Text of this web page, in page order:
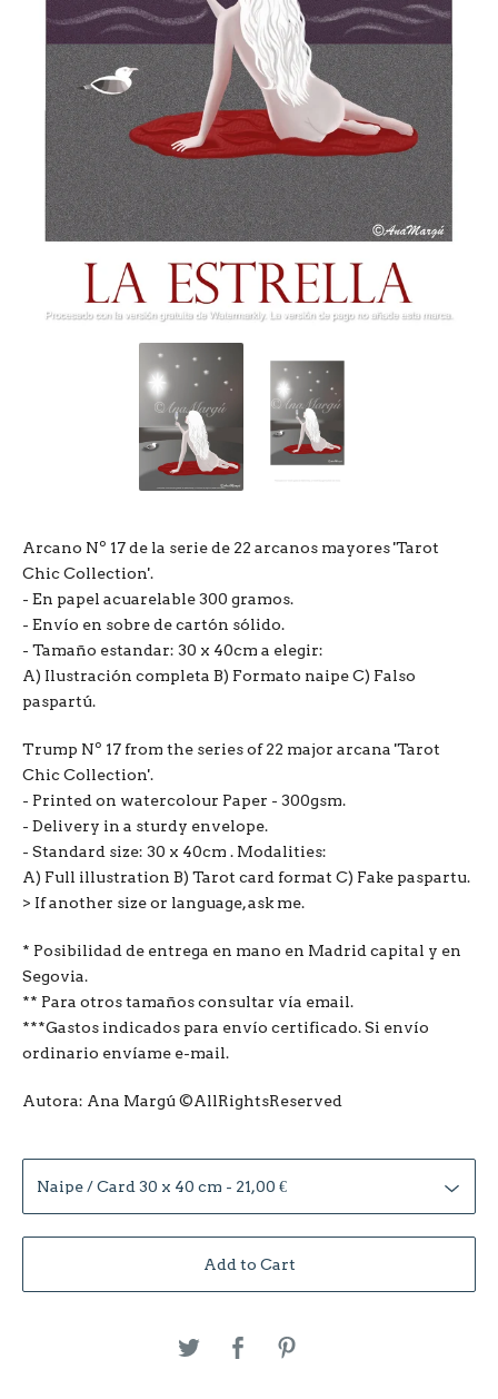
Arcano Nº 17 de la serie de 22 arcanos mayores 'Tarot
Chic Collection'.
- En papel acuarelable 300 gramos.
- Envío en sobre de cartón sólido.
- Tamaño estandar: 30 x 40cm a elegir:
A) Ilustración completa B) Formato naipe C) Falso
paspartú.
Trump Nº 17 from the series of 22 major arcana 'Tarot
Chic Collection'.
- Printed on watercolour Paper - 300gsm.
- Delivery in a sturdy envelope.
- Standard size: 30 x 40cm . Modalities:
A) Full illustration B) Tarot card format C) Fake paspartu.
> If another size or language, ask me.
* Posibilidad de entrega en mano en Madrid capital y en
Segovia.
** Para otros tamaños consultar vía email.
***Gastos indicados para envío certificado. Si envío
ordinario envíame e-mail.
Autora: Ana Margú ©AllRightsReserved
Add to Cart